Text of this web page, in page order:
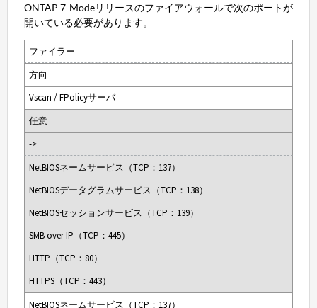
ONTAP 7-Modeリリースのファイアウォールで次のポートが
開いている必要があります。
ファイラー
方向
Vscan / FPolicyサーバ
任意
->
NetBIOSネームサービス（TCP：137）
NetBIOSデータグラムサービス（TCP：138）
NetBIOSセッションサービス（TCP：139）
SMB over IP（TCP：445）
HTTP（TCP：80）
HTTPS（TCP：443）
NetBIOSネームサービス（TCP：137）